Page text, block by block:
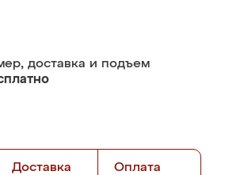
доставка и подъем
Доставка Оплата